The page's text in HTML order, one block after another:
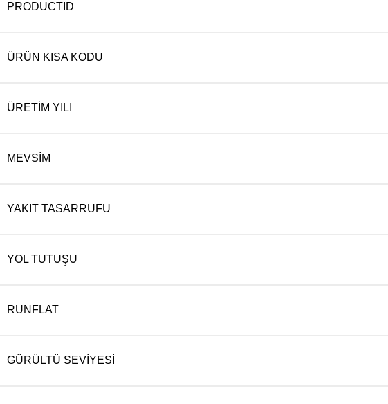
PRODUCTID
ÜRÜN KISA KODU
ÜRETIM YILI
MEVSIM
YAKIT TASARRUFU
YOL TUTUŞU
RUNFLAT
GÜRÜLTÜ SEVIYESI